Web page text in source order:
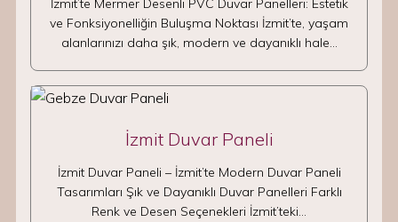
İzmit’te Mermer Desenli PVC Duvar Panelleri: Estetik
ve Fonksiyonelliğin Buluşma Noktası İzmit’te, yaşam
alanlarınızı daha şık, modern ve dayanıklı hale…
İzmit Duvar Paneli
İzmit Duvar Paneli – İzmit’te Modern Duvar Paneli
Tasarımları Şık ve Dayanıklı Duvar Panelleri Farklı
Renk ve Desen Seçenekleri İzmit’teki…